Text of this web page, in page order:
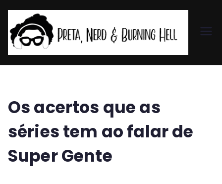
et
N
Os acertos que as
séries tem ao falar de
Super Gente